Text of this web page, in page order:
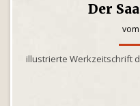
Der
vom
illustrierte Werkzeitschrift